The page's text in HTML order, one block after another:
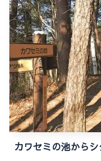
カワセミの池から